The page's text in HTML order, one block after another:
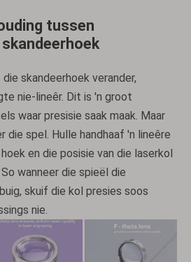
tussen
skandeerhoek verander,
nie-lineêr. Dit is 'n groot
waar presisie saak maak. Maar
die spel. Hulle handhaaf 'n lineêre
en die posisie van die laserkol
wanneer die spieël die
skuif die kol presies soos
nie.